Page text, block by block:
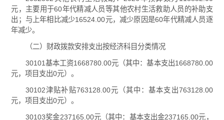
元，主要用于60年代精减人员等其他农村生活救助人员的补助支
出；与上年相比减少16524.00元，减少原因是60年代精减人员逐
年减少。
（二）财政拨款安排支出按经济科目分类情况
30101基本工资1668780.00元（其中：基本支出1668780.00
元，项目支出0元）。
30102津贴补贴763128.00元（其中：基本支出763128.00
元，项目支出0元）。
30103奖金237165.00元（其中：基本支出金237165.00元，